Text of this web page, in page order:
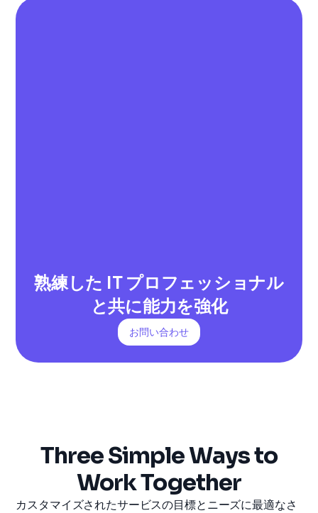
熟練した IT プロフェッショナル
と共に能力を強化
お問い合わせ
Three Simple Ways to
Work Together
カスタマイズされたサービスの目標とニーズに最適なさ